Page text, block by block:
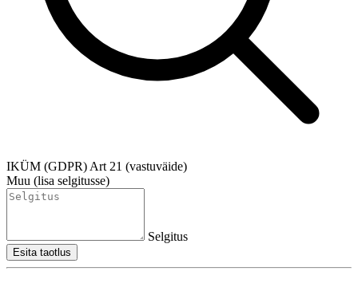
IKÜM (GDPR) Art 21 (vastuväide)
Muu (lisa selgitusse)
Selgitus
Esita taotlus